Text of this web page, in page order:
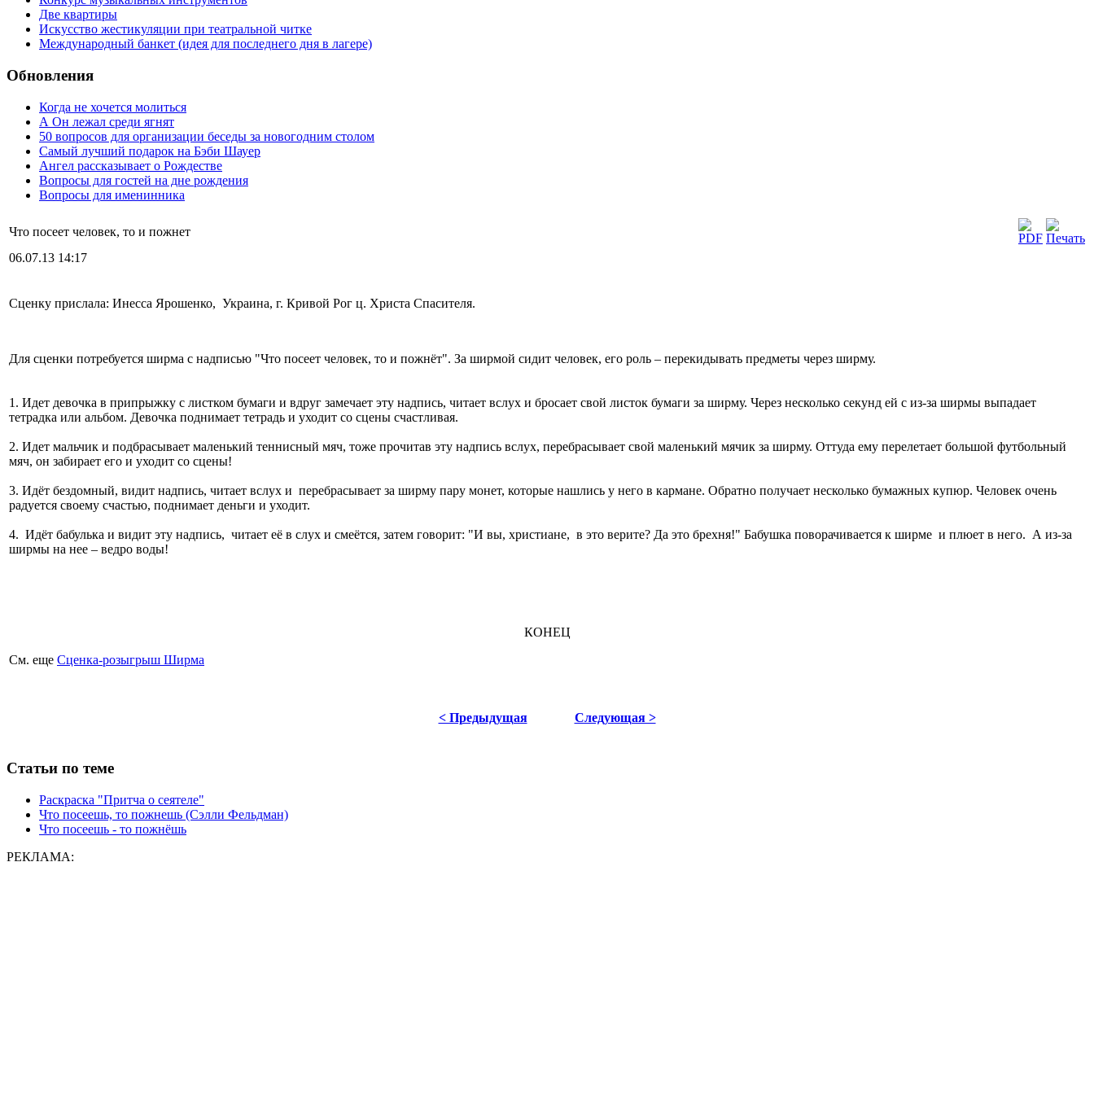
Две квартиры
Искусство жестикуляции при театральной читке
Международный банкет (идея для последнего дня в лагере)
Обновления
Когда не хочется молиться
А Он лежал среди ягнят
50 вопросов для организации беседы за новогодним столом
Самый лучший подарок на Бэби Шауер
Ангел рассказывает о Рождестве
Вопросы для гостей на дне рождения
Вопросы для именинника
Что посеет человек, то и пожнет
06.07.13 14:17
Сценку прислала: Инесса Ярошенко, Украина, г. Кривой Рог ц. Христа Спасителя.
Для сценки потребуется ширма с надписью "Что посеет человек, то и пожнёт". За ширмой сидит человек, его роль – перекидывать предметы через ширму.
1. Идет девочка в припрыжку с листком бумаги и вдруг замечает эту надпись, читает вслух и бросает свой листок бумаги за ширму. Через несколько секунд ей с из-за ширмы выпадает
тетрадка или альбом. Девочка поднимает тетрадь и уходит со сцены счастливая.
2. Идет мальчик и подбрасывает маленький теннисный мяч, тоже прочитав эту надпись вслух, перебрасывает свой маленький мячик за ширму. Оттуда ему перелетает большой футбольный
мяч, он забирает его и уходит со сцены!
3. Идёт бездомный, видит надпись, читает вслух и перебрасывает за ширму пару монет, которые нашлись у него в кармане. Обратно получает несколько бумажных купюр. Человек очень
радуется своему счастью, поднимает деньги и уходит.
4. Идёт бабулька и видит эту надпись, читает её в слух и смеётся, затем говорит: "И вы, христиане, в это верите? Да это брехня!" Бабушка поворачивается к ширме и плюет в него. А из-за
ширмы на нее – ведро воды!
КОНЕЦ
См. еще Сценка-розыгрыш Ширма
< Предыдущая Следующая >
Статьи по теме
Раскраска "Притча о сеятеле"
Что посеешь, то пожнешь (Сэлли Фельдман)
Что посеешь - то пожнёшь
РЕКЛАМА: